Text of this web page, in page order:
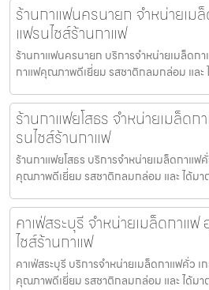
ร้านกาแฟนครนายก จำหน่ายเ
แฟรนไชส์ร้านกาแฟ
ร้านกาแฟนครนายก บริการจำหน่ายเมล็ดก
กาแฟคุณภาพดีเยี่ยม รสชาติกลมกล่อม และ
ร้านกาแฟยโสธร จำหน่ายเมล็ด
รนไชส์ร้านกาแฟ
ร้านกาแฟยโสธร บริการจำหน่ายเมล็ดกาแฟ
คุณภาพดีเยี่ยม รสชาติกลมกล่อม และ ได้มา
คาเฟ่สระบุรี จำหน่ายเมล็ดกาแ
ไชส์ร้านกาแฟ
คาเฟ่สระบุรี บริการจำหน่ายเมล็ดกาแฟคั่ว
คุณภาพดีเยี่ยม รสชาติกลมกล่อม และ ได้มา